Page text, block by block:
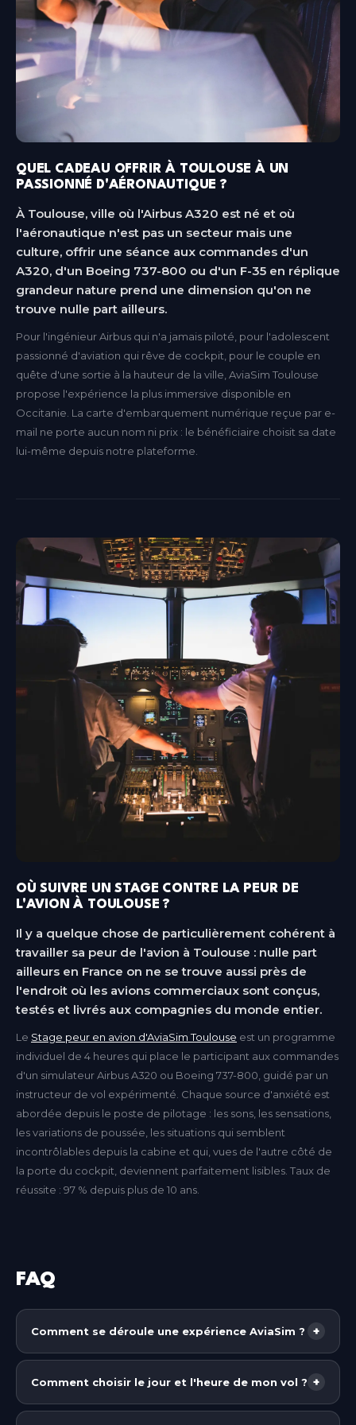
QUEL CADEAU OFFRIR À TOULOUSE À UN
PASSIONNÉ D'AÉRONAUTIQUE ?
À Toulouse, ville où l'Airbus A320 est né et où
l'aéronautique n'est pas un secteur mais une
culture, offrir une séance aux commandes d'un
A320, d'un Boeing 737-800 ou d'un F-35 en réplique
grandeur nature prend une dimension qu'on ne
trouve nulle part ailleurs.
Pour l'ingénieur Airbus qui n'a jamais piloté, pour l'adolescent
passionné d'aviation qui rêve de cockpit, pour le couple en
quête d'une sortie à la hauteur de la ville, AviaSim Toulouse
propose l'expérience la plus immersive disponible en
Occitanie. La carte d'embarquement numérique reçue par e-
mail ne porte aucun nom ni prix : le bénéficiaire choisit sa date
lui-même depuis notre plateforme.
OÙ SUIVRE UN STAGE CONTRE LA PEUR DE
L'AVION À TOULOUSE ?
Il y a quelque chose de particulièrement cohérent à
travailler sa peur de l'avion à Toulouse : nulle part
ailleurs en France on ne se trouve aussi près de
l'endroit où les avions commerciaux sont conçus,
testés et livrés aux compagnies du monde entier.
Le Stage peur en avion d'AviaSim Toulouse est un programme
individuel de 4 heures qui place le participant aux commandes
d'un simulateur Airbus A320 ou Boeing 737-800, guidé par un
instructeur de vol expérimenté. Chaque source d'anxiété est
abordée depuis le poste de pilotage : les sons, les sensations,
les variations de poussée, les situations qui semblent
incontrôlables depuis la cabine et qui, vues de l'autre côté de
la porte du cockpit, deviennent parfaitement lisibles. Taux de
réussite : 97 % depuis plus de 10 ans.
FAQ
Comment se déroule une expérience AviaSim ? +
Chez AviaSim, vous prenez place dans un cockpit
grandeur nature, réplique exacte de l'appareil que
ligne partout en France et, selon les centres,
Comment choisir le jour et l'heure de mon vol ? +
Chez AviaSim, vous n'avez pas besoin de fixer une